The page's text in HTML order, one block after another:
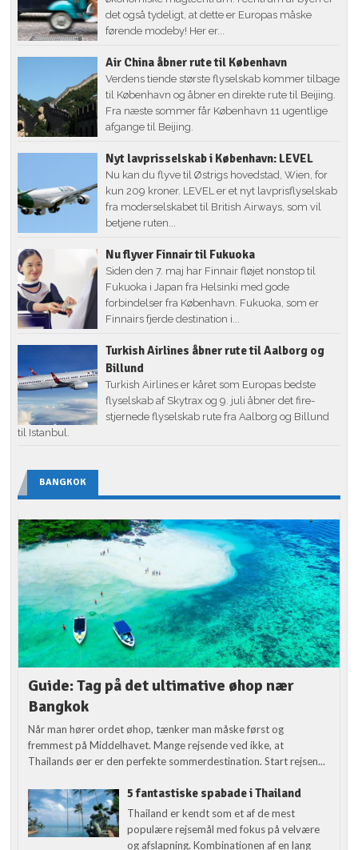
det også tydeligt, at dette er Europas måske
førende modeby! Her er...
Air China åbner rute til København
Verdens tiende største flyselskab kommer tilbage
til København og åbner en direkte rute til Beijing.
Fra næste sommer får København 11 ugentlige
afgange til Beijing.
Nyt lavprisselskab i København: LEVEL
Nu kan du flyve til Østrigs hovedstad, Wien, for
kun 209 kroner. LEVEL er et nyt lavprisflyselskab
fra moderselskabet til British Airways, som vil
betjene ruten...
Nu flyver Finnair til Fukuoka
Siden den 7. maj har Finnair fløjet nonstop til
Fukuoka i Japan fra Helsinki med gode
forbindelser fra København. Fukuoka, som er
Finnairs fjerde destination i...
Turkish Airlines åbner rute til Aalborg og
Billund
Turkish Airlines er kåret som Europas bedste
flyselskab af Skytrax og 9. juli åbner det fire-
stjernede flyselskab rute fra Aalborg og Billund
til Istanbul.
BANGKOK
Guide: Tag på det ultimative øhop nær
Bangkok
Når man hører ordet øhop, tænker man måske først og
fremmest på Middelhavet. Mange rejsende ved ikke, at
Thailands øer er den perfekte sommerdestination. Start rejsen...
5 fantastiske spabade i Thailand
Thailand er kendt som et af de mest
populære rejsemål med fokus på velvære
og afslapning. Kombinationen af en lang